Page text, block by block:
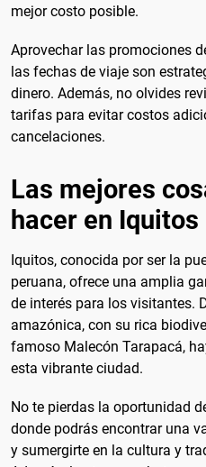
mejor costo posible.
Aprovechar las promociones
las fechas de viaje son
dinero. Además, no olvides
tarifas para evitar costos
cancelaciones.
Las mejores
hacer en Iquitos
Iquitos, conocida por ser la
peruana, ofrece una amplia
de interés para los visitantes.
amazónica, con su rica
famoso Malecón Tarapacá,
esta vibrante ciudad.
No te pierdas la oportunidad
donde podrás encontrar una
y sumergirte en la cultura y